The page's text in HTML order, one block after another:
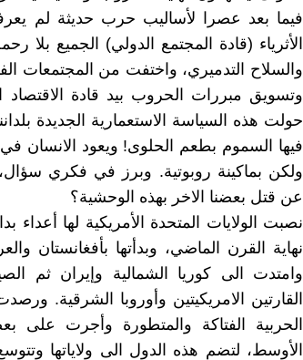
فيما بعد عصرا لأساليب حرب حديثة لم
الأثرياء (قادة المجتمع الدولي) الجميع بلا
والسلاح التدميري، واختفت من المجتمعات
وتسويق مبررات الحروب بيد قادة الاقتصاد
حولت هذه السياسة الاستعمارية الجديدة
فيها السموم بطعم الحلوى! ويعود الانسان
ولكن بماكينة روبوتية. وبرز في فكري
عن قتل بعضنا الاخر بهذه الوحشية؟
نصبت الولايات المتحدة الأمريكية لها أعداء
نهاية القرن الماضي، وبدأتها بأفغانستان
وامتدت الى كوريا الشمالية وإيران ثم
القارتين الامريكيتين وأوروبا الشرقية.
الحربية الفتاكة والمتطورة وأجرت
الأوسط، لتضم هذه الدول الى ولاياتها